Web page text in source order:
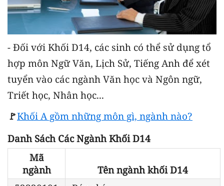
- Đối với Khối D14, các sinh có thể sử dụng tổ
hợp môn Ngữ Văn, Lịch Sử, Tiếng Anh để xét
tuyển vào các ngành Văn học và Ngôn ngữ,
Triết học, Nhân học...
🚩Khối A gồm những môn gì, ngành nào?
Danh Sách Các Ngành Khối D14
Mã
ngành
Tên ngành khối D14